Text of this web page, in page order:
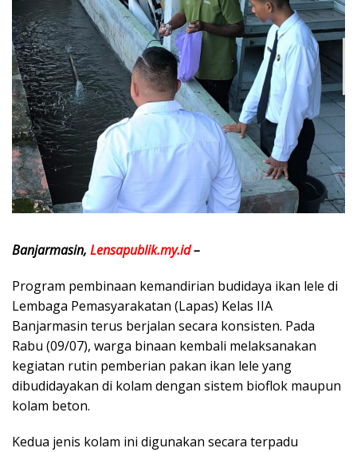
Banjarmasin, Lensapublik.my.id–
Program pembinaan kemandirian budidaya ikan lele di
Lembaga Pemasyarakatan (Lapas) Kelas IIA
Banjarmasin terus berjalan secara konsisten. Pada
Rabu (09/07), warga binaan kembali melaksanakan
kegiatan rutin pemberian pakan ikan lele yang
dibudidayakan di kolam dengan sistem bioflok maupun
kolam beton.
Kedua jenis kolam ini digunakan secara terpadu